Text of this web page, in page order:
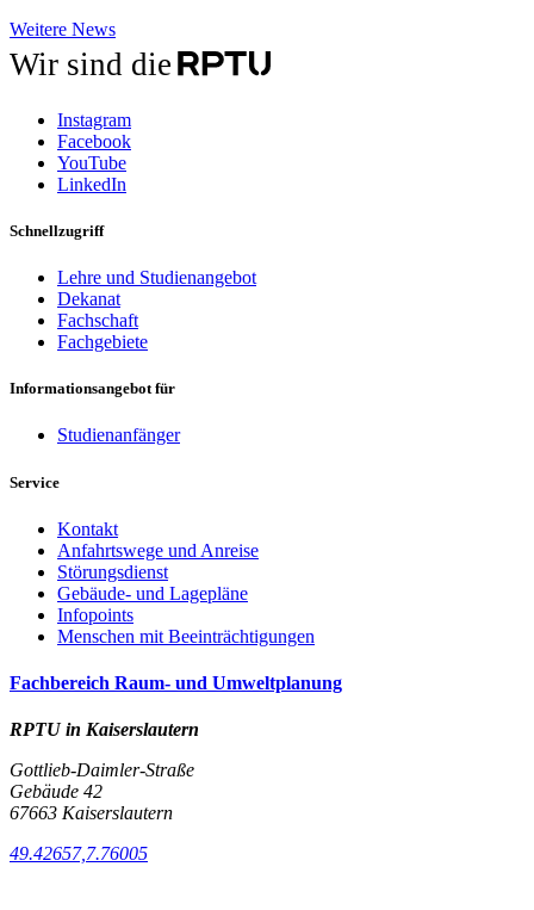
Weitere NewsWeitere
News
Wir sind die
Instagram
Facebook
YouTube
LinkedIn
Schnellzugriff
Lehre und Studienangebot
Dekanat
Fachschaft
Fachgebiete
Informationsangebot für
Studienanfänger
Service
Kontakt
Anfahrtswege und Anreise
Störungsdienst
Gebäude- und Lagepläne
Infopoints
Menschen mit Beeinträchtigungen
Fachbereich Raum- und Umweltplanung
RPTU in Kaiserslautern
Gottlieb-Daimler-Straße
Gebäude 42
67663 Kaiserslautern
49.42657,7.76005